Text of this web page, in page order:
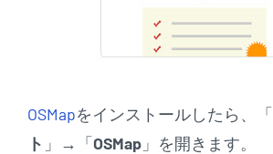
OSMapをインストールしたら、「
ト 」→「OSMap 」を開きます。